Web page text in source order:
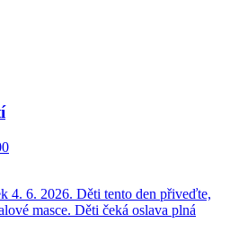
4. 6. 2026. Děti tento den přiveďte,
masce. Děti čeká oslava plná